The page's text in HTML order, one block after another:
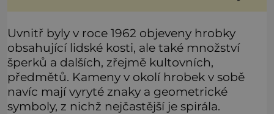
Uvnitř byly v roce 1962 objeveny hrobky
obsahující lidské kosti, ale také množství
šperků a dalších, zřejmě kultovních,
předmětů. Kameny v okolí hrobek v sobě
navíc mají vyryté znaky a geometrické
symboly, z nichž nejčastější je spirála.